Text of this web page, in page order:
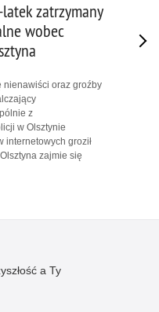
zatrzymany
wobec
nienawiści oraz groźby
z
w Olsztynie
internetowych groził
zajmie się
a Ty